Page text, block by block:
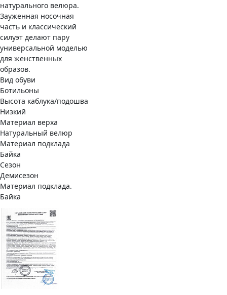
натурального велюра.
Зауженная носочная
часть и классический
силуэт делают пару
универсальной моделью
для женственных
образов.
Вид обуви
Ботильоны
Высота каблука/подошва
Низкий
Материал верха
Натуральный велюр
Материал подклада
Байка
Сезон
Демисезон
Материал подклада.
Байка